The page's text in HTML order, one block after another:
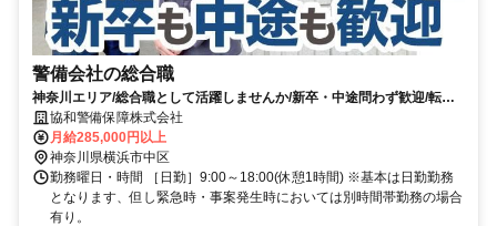
警備会社の総合職
神奈川エリア/総合職として活躍しませんか/新卒・中途問わず歓迎/転勤
なし/未経験から管理職候補を育成
協和警備保障株式会社
月給285,000円以上
神奈川県横浜市中区
勤務曜日・時間 ［日勤］9:00～18:00(休憩1時間) ※基本は日勤勤務
となります、但し緊急時・事案発生時においては別時間帯勤務の場合
有り。